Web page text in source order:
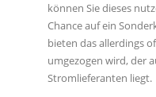
können Sie dieses
Chance auf ein
bieten das allerdings
umgezogen wird, der
Stromlieferanten liegt.